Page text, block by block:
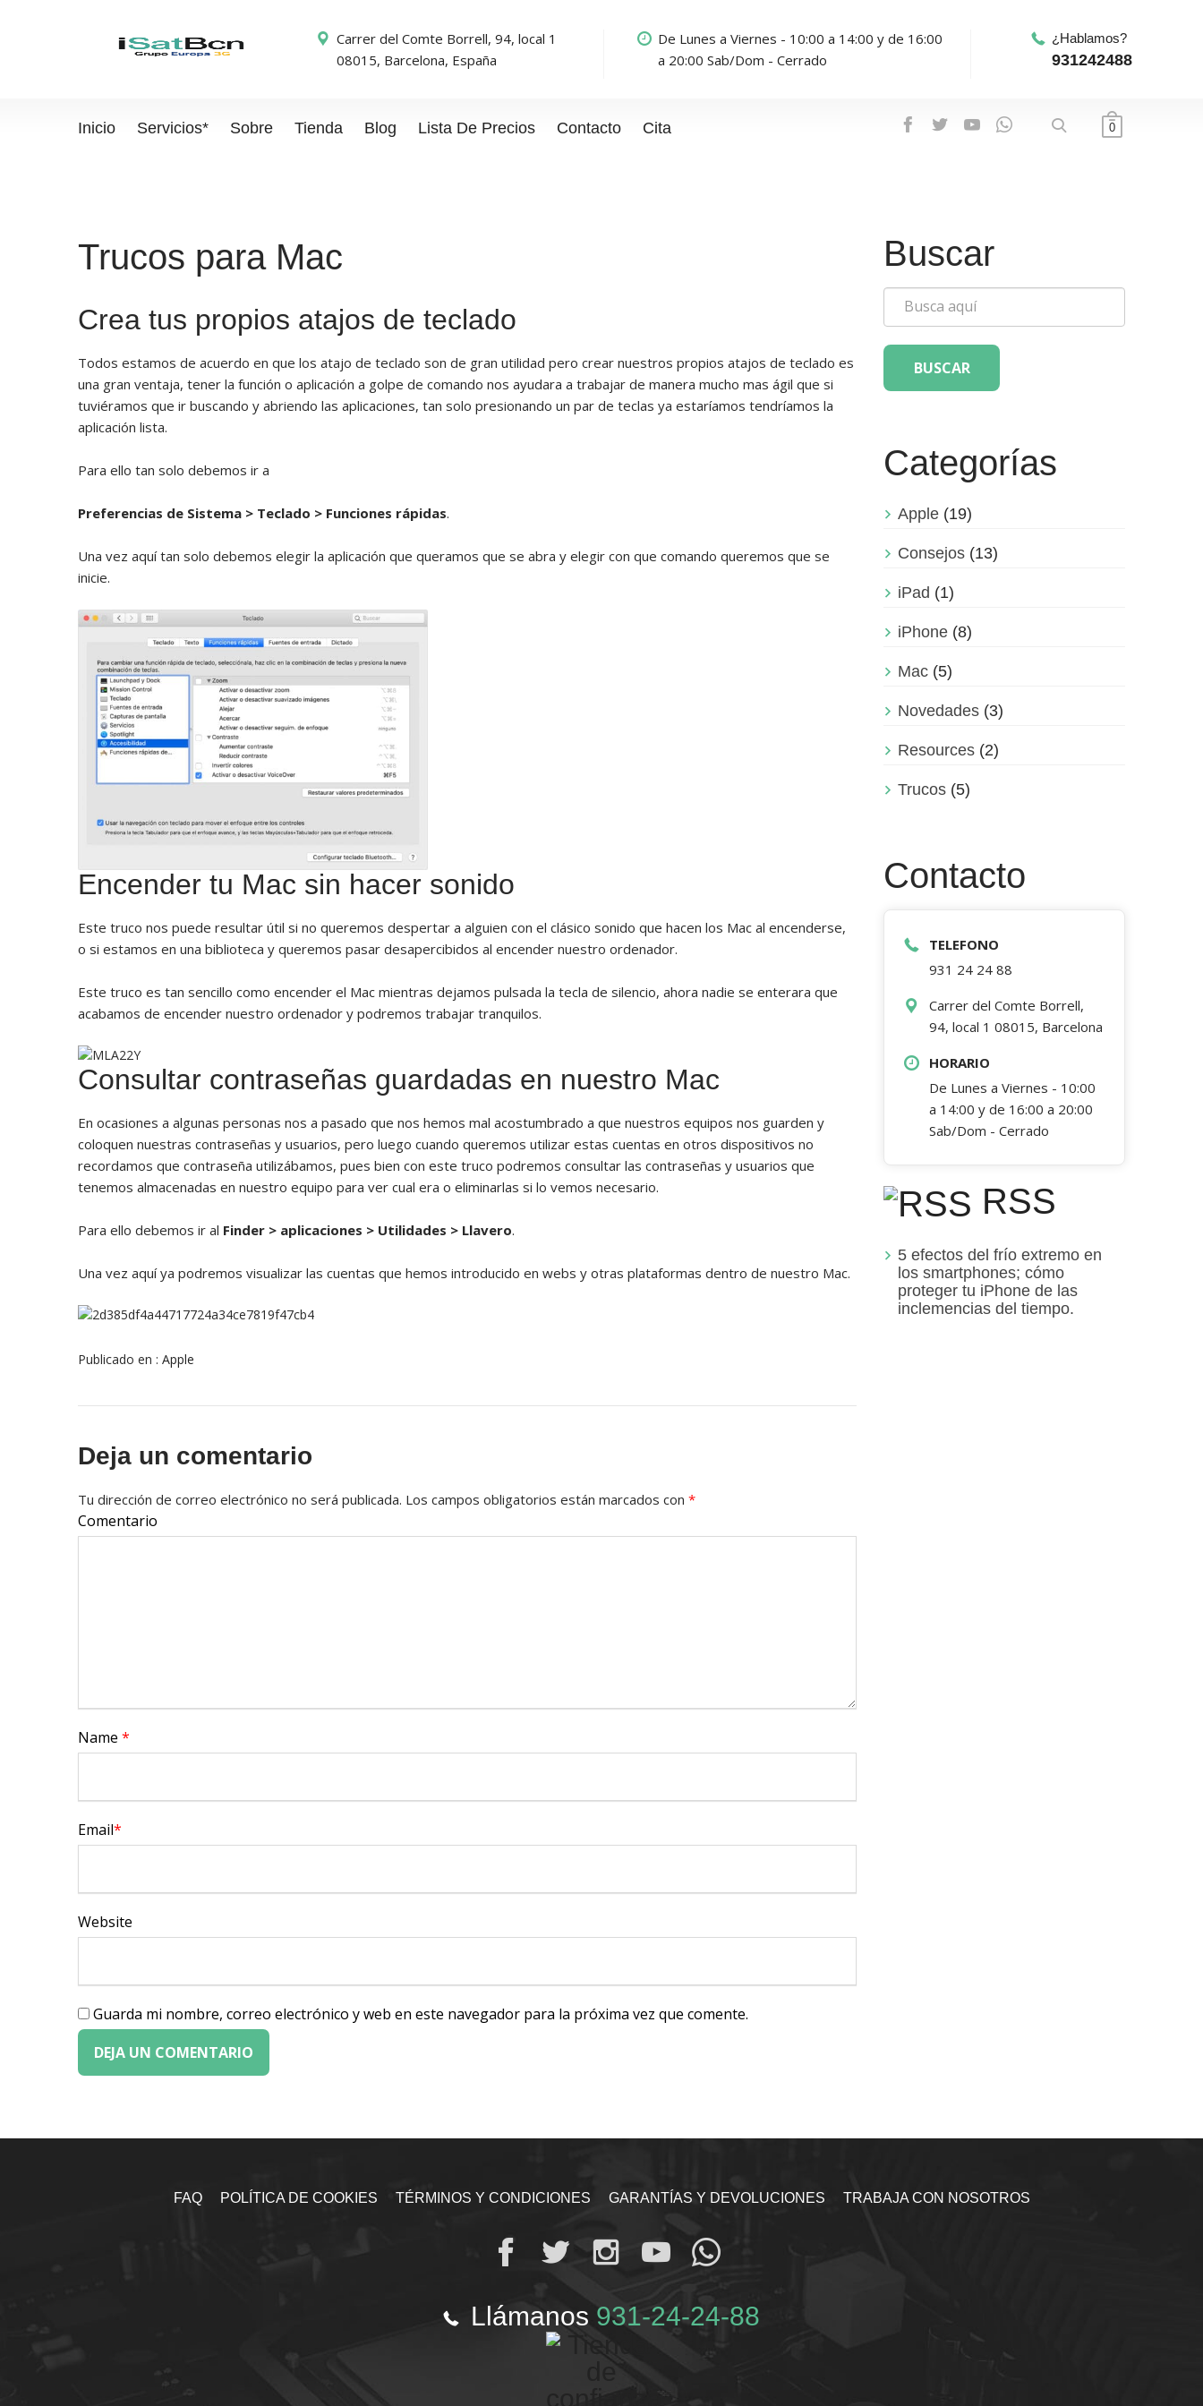
Carrer del Comte Borrell, 94, local 1
08015, Barcelona, España
De Lunes a Viernes - 10:00 a 14:00 y de 16:00
a 20:00 Sab/Dom - Cerrado
¿Hablamos?
931242488
Inicio Servicios* Sobre Tienda Blog Lista De Precios Contacto Cita 0
Trucos para Mac
Crea tus propios atajos de teclado
Todos estamos de acuerdo en que los atajo de teclado son de gran utilidad pero crear nuestros propios atajos de teclado es
una gran ventaja, tener la función o aplicación a golpe de comando nos ayudara a trabajar de manera mucho mas ágil que si
tuviéramos que ir buscando y abriendo las aplicaciones, tan solo presionando un par de teclas ya estaríamos tendríamos la
aplicación lista.
Para ello tan solo debemos ir a
Preferencias de Sistema > Teclado > Funciones rápidas.
Una vez aquí tan solo debemos elegir la aplicación que queramos que se abra y elegir con que comando queremos que se
inicie.
Encender tu Mac sin hacer sonido
Este truco nos puede resultar útil si no queremos despertar a alguien con el clásico sonido que hacen los Mac al encenderse,
o si estamos en una biblioteca y queremos pasar desapercibidos al encender nuestro ordenador.
Este truco es tan sencillo como encender el Mac mientras dejamos pulsada la tecla de silencio, ahora nadie se enterara que
acabamos de encender nuestro ordenador y podremos trabajar tranquilos.
Consultar contraseñas guardadas en nuestro Mac
En ocasiones a algunas personas nos a pasado que nos hemos mal acostumbrado a que nuestros equipos nos guarden y
coloquen nuestras contraseñas y usuarios, pero luego cuando queremos utilizar estas cuentas en otros dispositivos no
recordamos que contraseña utilizábamos, pues bien con este truco podremos consultar las contraseñas y usuarios que
tenemos almacenadas en nuestro equipo para ver cual era o eliminarlas si lo vemos necesario.
Para ello debemos ir al Finder > aplicaciones > Utilidades > Llavero.
Una vez aquí ya podremos visualizar las cuentas que hemos introducido en webs y otras plataformas dentro de nuestro Mac.
Publicado en : Apple
Deja un comentario
Tu dirección de correo electrónico no será publicada. Los campos obligatorios están marcados con *
Comentario
Name *
Email*
Website
Guarda mi nombre, correo electrónico y web en este navegador para la próxima vez que comente.
Buscar
BUSCAR
Categorías
Apple (19)
Consejos (13)
iPad (1)
iPhone (8)
Mac (5)
Novedades (3)
Resources (2)
Trucos (5)
Contacto
TELEFONO
931 24 24 88
Carrer del Comte Borrell,
94, local 1 08015, Barcelona
HORARIO
De Lunes a Viernes - 10:00
a 14:00 y de 16:00 a 20:00
Sab/Dom - Cerrado
RSS
5 efectos del frío extremo en
los smartphones; cómo
proteger tu iPhone de las
inclemencias del tiempo.
FAQ POLÍTICA DE COOKIES TÉRMINOS Y CONDICIONES GARANTÍAS Y DEVOLUCIONES TRABAJA CON NOSOTROS
Llámanos 931-24-24-88